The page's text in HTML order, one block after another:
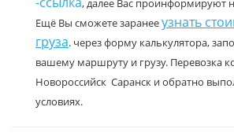
, далее Вас проинформируют
Ещё Вы сможете заранееузнать
груза. через форму калькулятора,
вашему маршруту и грузу. Перевозка
Новороссийск Саранск и обратно
условиях.